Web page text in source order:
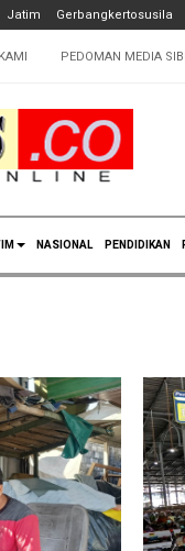
Jatim Gerbangkertosusila
PEDOMAN MEDIA
NASIONAL PENDIDIKAN